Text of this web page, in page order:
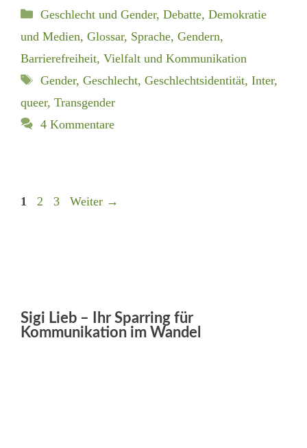
Kategorien
Geschlecht und Gender, Debatte, Demokratie
und Medien, Glossar, Sprache, Gendern,
Barrierefreiheit, Vielfalt und Kommunikation
Schlagwörter
Gender, Geschlecht, Geschlechtsidentität, Inter,
queer, Transgender
4 Kommentare
Seite
1 Seite
2 Seite
3 Weiter →
Sigi Lieb – Ihr Sparring für
Kommunikation im Wandel